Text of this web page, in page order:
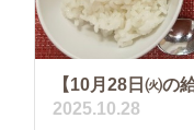
【10月28日㈫の
2025.10.28